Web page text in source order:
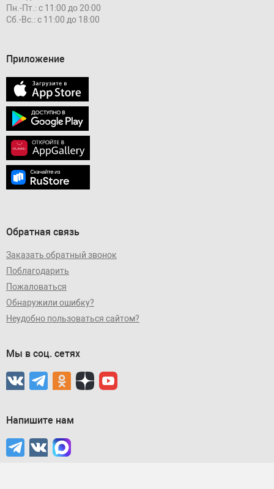
Пн.-Пт.: с 11:00 до 20:00
Сб.-Вс.: с 11:00 до 18:00
Приложение
Обратная связь
Заказать обратный звонок
Поблагодарить
Пожаловаться
Обнаружили ошибку?
Неудобно пользоваться сайтом?
Мы в соц. сетях
Напишите нам